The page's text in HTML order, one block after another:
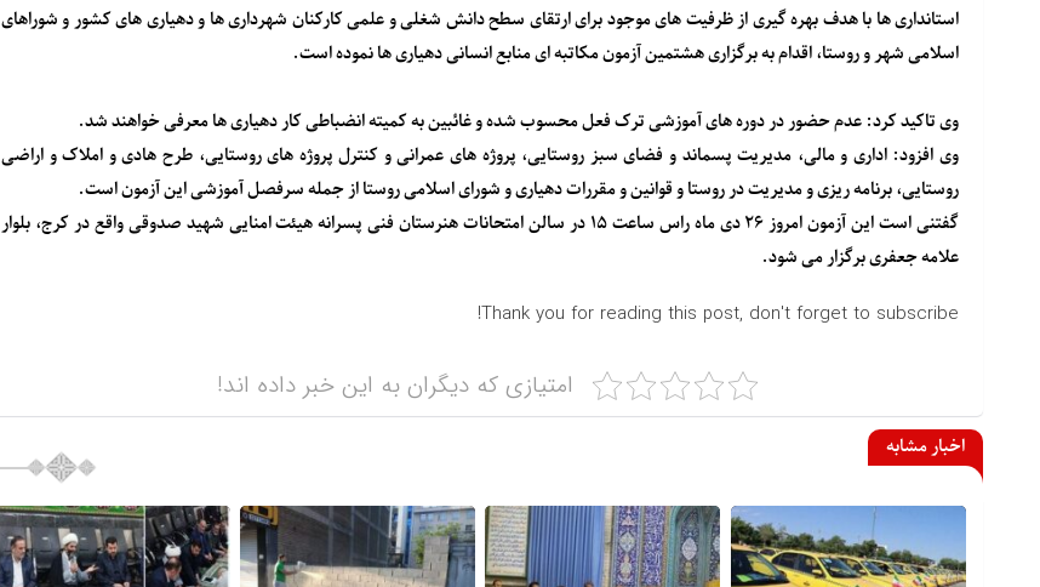
استانداری ها با هدف بهره گیری از ظرفیت های موجود برای ارتقای سطح دانش شغلی و علمی کارکنان شهرداری ها و دهیاری های کشور و شوراهای
اسلامی شهر و روستا، اقدام به برگزاری هشتمین آزمون مکاتبه ای منابع انسانی دهیاری ها نموده است.
وی تاکید کرد: عدم حضور در دوره های آموزشی ترک فعل محسوب شده و غائبین به کمیته انضباطی کار دهیاری ها معرفی خواهند شد.
وی افزود: اداری و مالی، مدیریت پسماند و فضای سبز روستایی، پروژه های عمرانی و کنترل پروژه های روستایی، طرح هادی و املاک و اراضی
روستایی، برنامه ریزی و مدیریت در روستا و قوانین و مقررات دهیاری و شورای اسلامی روستا از جمله سرفصل آموزشی این آزمون است.
گفتنی است این آزمون امروز ۲۶ دی ماه راس ساعت ۱۵ در سالن امتحانات هنرستان فنی پسرانه هیئت امنایی شهید صدوقی واقع در کرج، بلوار
علامه جعفری برگزار می شود.
Thank you for reading this post, don't forget to subscribe!
امتیازی که دیگران به این خبر داده اند!
اخبار مشابه